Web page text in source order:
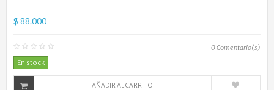
$ 88.000
0Comentario(s)
En stock
AÑADIR AL CARRITO